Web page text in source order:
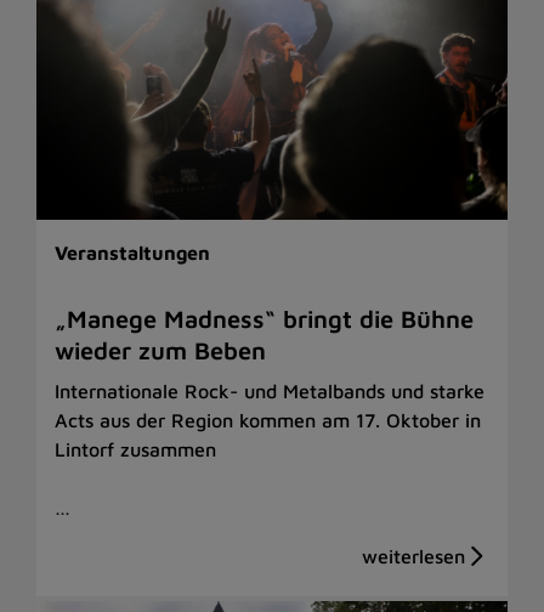
Veranstaltungen
„Manege Madness“ bringt die Bühne
wieder zum Beben
Internationale Rock- und Metalbands und starke
Acts aus der Region kommen am 17. Oktober in
Lintorf zusammen
…